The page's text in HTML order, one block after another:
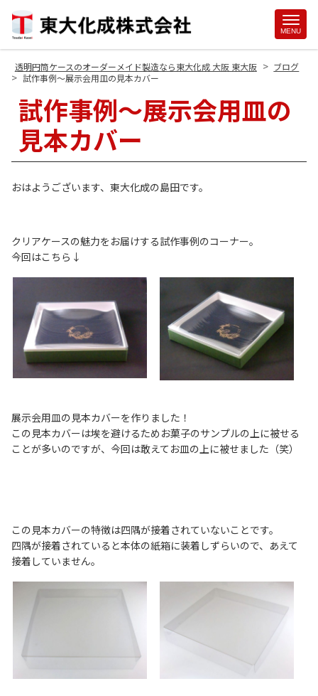
MENU
透明円筒ケースのオーダーメイド製造なら東大化成 大阪 東大阪 > ブログ
> 試作事例～展示会用皿の見本カバー
試作事例～展示会用皿の
見本カバー
おはようございます、東大化成の島田です。
クリアケースの魅力をお届けする試作事例のコーナー。
今回はこちら↓
展示会用皿の見本カバーを作りました！
この見本カバーは埃を避けるためお菓子のサンプルの上に被せる
ことが多いのですが、今回は敢えてお皿の上に被せました（笑）
この見本カバーの特徴は四隅が接着されていないことです。
四隅が接着されていると本体の紙箱に装着しずらいので、あえて
接着していません。
Site
Footer